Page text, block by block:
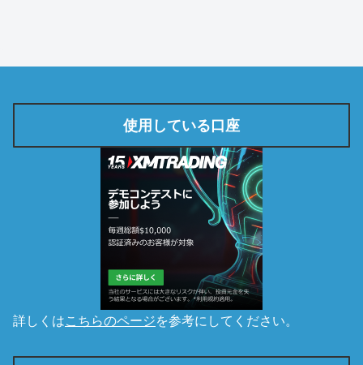
使用している口座
詳しくはこちらのページを参考にしてください。